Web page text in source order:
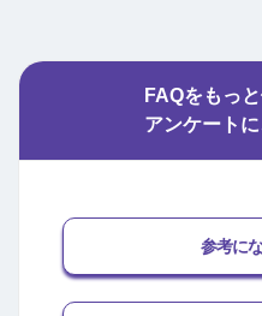
FAQをもっ
アンケート
参考に